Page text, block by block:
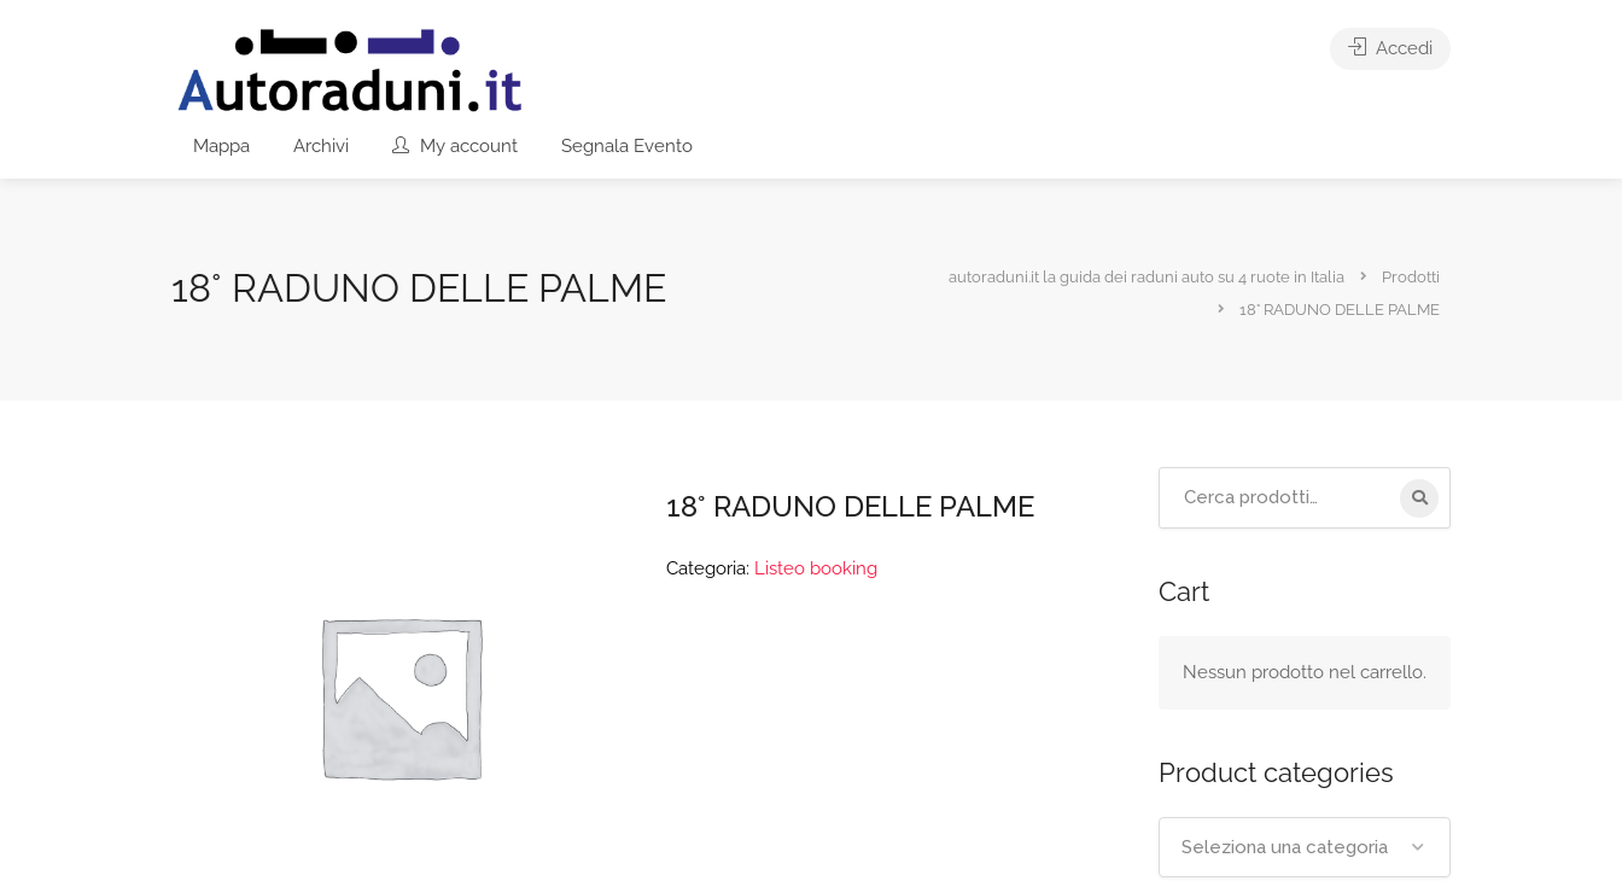
Mappa Archivi My account Segnala Evento
Accedi
18° RADUNO DELLE PALME autoraduni.it la guida dei raduni auto su 4 ruote in Italia
Prodotti
18° RADUNO DELLE PALME
18° RADUNO DELLE PALME
Categoria: Listeo booking
Cart
Nessun prodotto nel carrello.
Product categories
Seleziona una categoria